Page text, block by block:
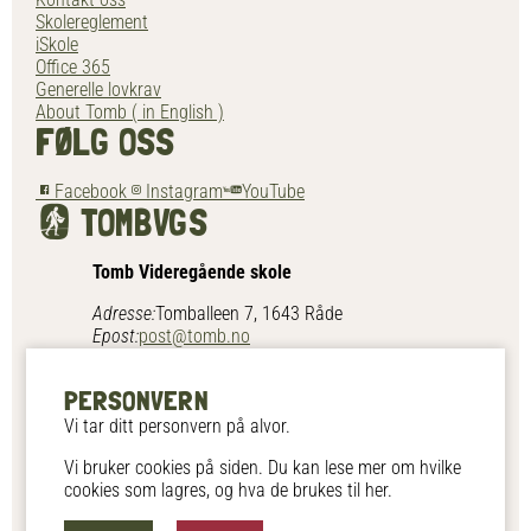
Skolereglement
iSkole
Office 365
Generelle lovkrav
About Tomb ( in English )
FØLG OSS
Facebook Instagram YouTube
TOMBVGS
Tomb Videregående skole
Adresse:Tomballeen 7, 1643 Råde
Epost:post@tomb.no
Gavekonto:3000.18.62185
av Normisjon.
Ansvarlig redaktør: Morten Thomassen
PERSONVERN
Vi tar ditt personvern på alvor.
Vi bruker cookies på siden. Du kan lese mer om hvilke
cookies som lagres, og hva de brukes til her.